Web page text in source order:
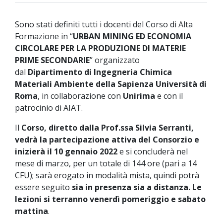
Sono stati definiti tutti i docenti del Corso di Alta
Formazione in “URBAN MINING ED ECONOMIA
CIRCOLARE PER LA PRODUZIONE DI MATERIE
PRIME SECONDARIE” organizzato
dal Dipartimento di Ingegneria Chimica
Materiali Ambiente della Sapienza Università di
Roma, in collaborazione con Unirima e con il
patrocinio di AIAT.
Il Corso, diretto dalla Prof.ssa Silvia Serranti,
vedrà la partecipazione attiva del Consorzio e
inizierà il 10 gennaio 2022e si concluderà nel
mese di marzo, per un totale di 144 ore (pari a 14
CFU); sarà erogato in modalità mista, quindi potrà
essere seguito sia in presenza sia a distanza. Le
lezioni si terranno venerdì pomeriggio e sabato
mattina.